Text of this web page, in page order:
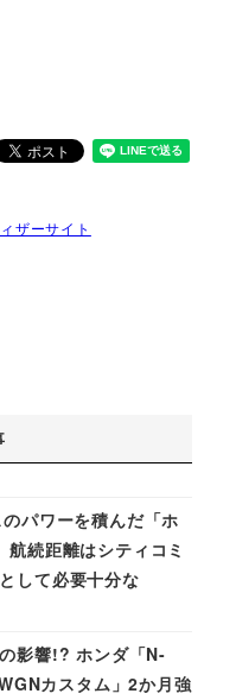
ザーサイト
パワーを積んだ「ホ
航続距離はシティコミ
して必要十分な
影響!? ホンダ「N-
カスタム」2か月強